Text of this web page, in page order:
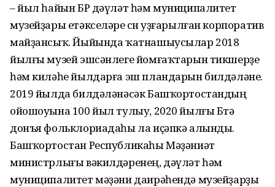
– йыл һайын БР дәүләт һәм муниципалитет
музейҙары етәкселәре өсөн уҙғарылған корпоратив
майҙансыҡ. Йыйында ҡатнашыусылар 2018
йылғы музей эшсәнлеге йомғаҡтарын тикшерҙе
һәм киләһе йылдарға эш пландарын билдәләне.
2019 йылда билдәләнәсәк Башҡортостандың
ойошоуына 100 йыл тулыу, 2020 йылғы Бөтә
донъя фольклориадаһы ла иҫәпкә алынды.
Башҡортостан Республикаһы Мәҙәниәт
министрлығы вәкилдәренең, дәүләт һәм
муниципалитет мәҙәни даирәһендә музейҙарҙы